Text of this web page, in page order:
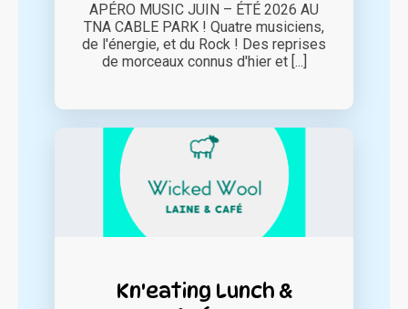
APÉRO MUSIC JUIN – ÉTÉ 2026 AU
TNA CABLE PARK ! Quatre musiciens,
de l'énergie, et du Rock ! Des reprises
de morceaux connus d'hier et [...]
Kn'eating Lunch &